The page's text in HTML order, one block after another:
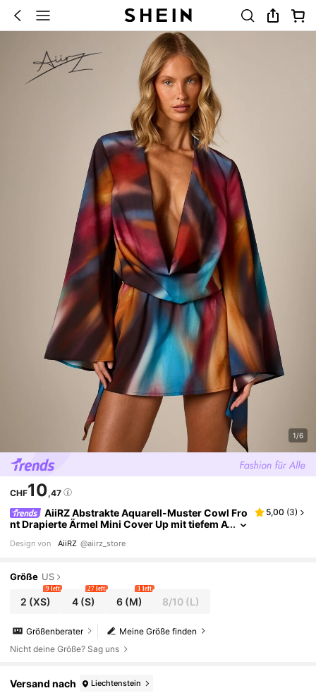
1/6
CHF10,47
AiiRZ Abstrakte Aquarell-Muster Cowl Fro
nt Drapierte Ärmel Mini Cover Up mit tiefem A
5,00 (3)
Design von AiiRZ @aiirz_store
Größe US
2 (XS)
9 left
4(S)
27 left
6(M)
1 left
8/10 (L)
Meine Größe finden
Größenberater
Nicht deine Größe? Sag uns
Versand nach Liechtenstein